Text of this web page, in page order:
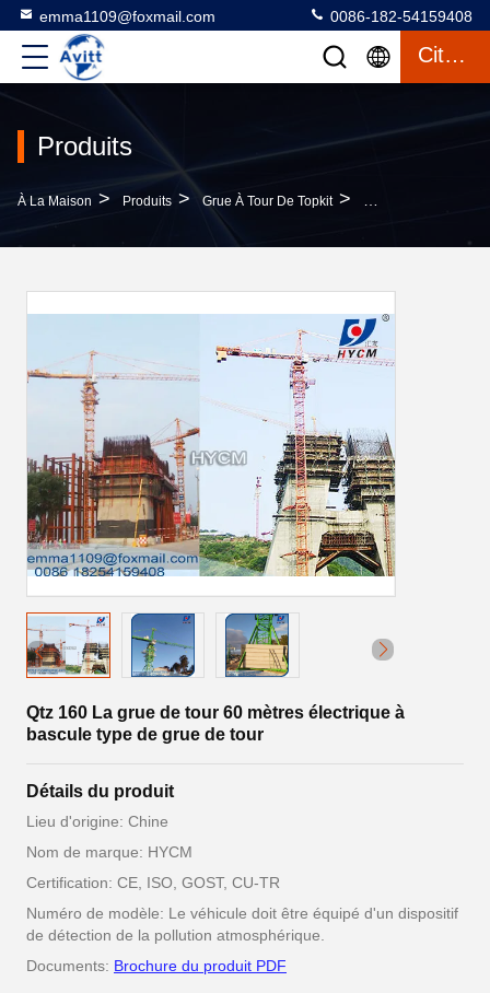
emma1109@foxmail.com 0086-182-54159408
Citation
Produits
À La Maison > Produits > Grue À Tour De Topkit > Qtz 160 La Grue De
Qtz 160 La grue de tour 60 mètres électrique à
bascule type de grue de tour
Détails du produit
Lieu d'origine: Chine
Nom de marque: HYCM
Certification: CE, ISO, GOST, CU-TR
Numéro de modèle: Le véhicule doit être équipé d'un dispositif
de détection de la pollution atmosphérique.
Documents: Brochure du produit PDF